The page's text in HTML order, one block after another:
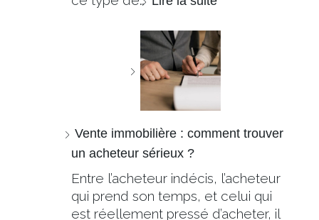
Vente immobilière : comment trouver
un acheteur sérieux ?
Entre l’acheteur indécis, l’acheteur
qui prend son temps, et celui qui
est réellement pressé d’acheter, il